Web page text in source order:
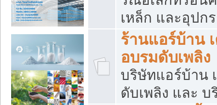
เหล็ก และอุปก
ร้านแอร์บ้าน
อบรมดับเพลิง
บริษัทแอร์บ้าน
ดับเพลิง และ